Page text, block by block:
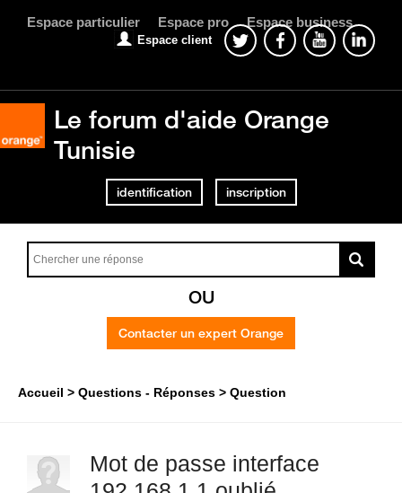
Espace particulier Espace pro Espace business
Espace client
Le forum d'aide Orange
Tunisie
identification inscription
OU
Contacter un expert Orange
Accueil Questions - Réponses Question
Mot de passe interface